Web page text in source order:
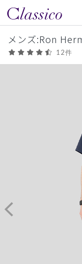
メンズ:Ron
12件